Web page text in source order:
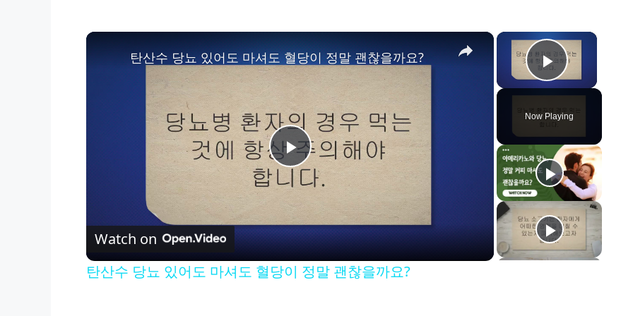
×
Play
Now Playing
×
P
l
a
탄산수 당뇨 있어도 마셔도 혈당이 정말 괜찮을까요?
Watch on
탄산수 당뇨 있어도 마셔도 혈당이 정말 괜찮을까요?